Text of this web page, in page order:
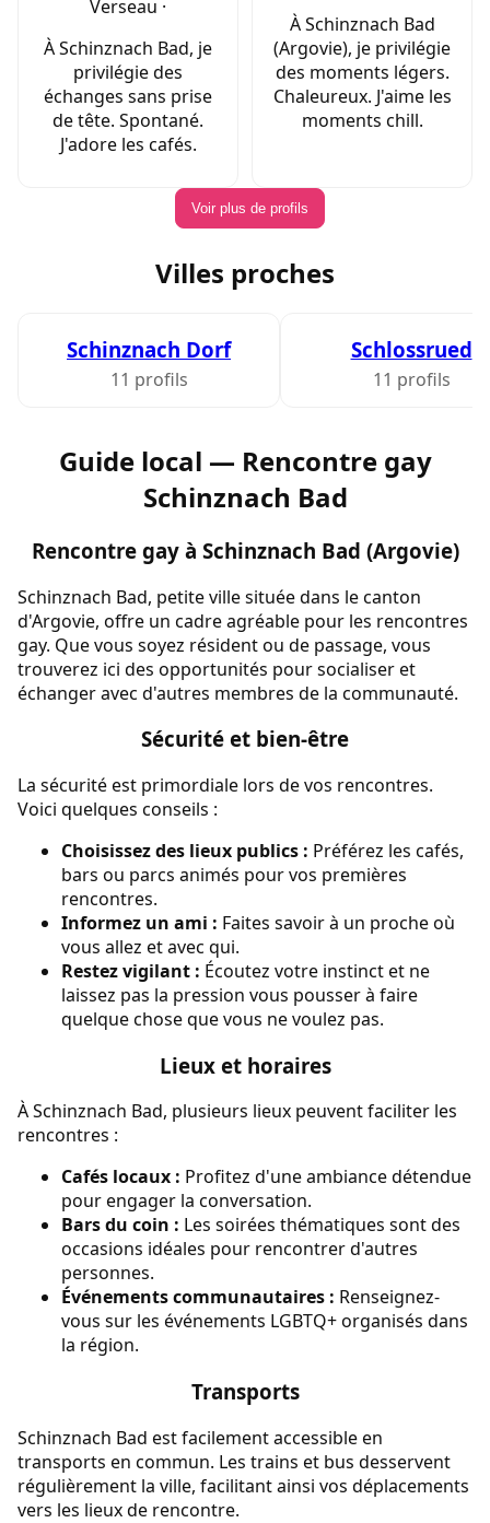
Verseau ·
À Schinznach Bad, je
privilégie des
échanges sans prise
de tête. Spontané.
J'adore les cafés.
À Schinznach Bad
(Argovie), je privilégie
des moments légers.
Chaleureux. J'aime les
moments chill.
Voir plus de profils
Villes proches
Schinznach Dorf
11 profils
Schlossrued
11 profils
Guide local — Rencontre gay
Schinznach Bad
Rencontre gay à Schinznach Bad (Argovie)
Schinznach Bad, petite ville située dans le canton
d'Argovie, offre un cadre agréable pour les rencontres
gay. Que vous soyez résident ou de passage, vous
trouverez ici des opportunités pour socialiser et
échanger avec d'autres membres de la communauté.
Sécurité et bien-être
La sécurité est primordiale lors de vos rencontres.
Voici quelques conseils :
Choisissez des lieux publics : Préférez les cafés,
bars ou parcs animés pour vos premières
rencontres.
Informez un ami : Faites savoir à un proche où
vous allez et avec qui.
Restez vigilant : Écoutez votre instinct et ne
laissez pas la pression vous pousser à faire
quelque chose que vous ne voulez pas.
Lieux et horaires
À Schinznach Bad, plusieurs lieux peuvent faciliter les
rencontres :
Cafés locaux : Profitez d'une ambiance détendue
pour engager la conversation.
Bars du coin : Les soirées thématiques sont des
occasions idéales pour rencontrer d'autres
personnes.
Événements communautaires : Renseignez-
vous sur les événements LGBTQ+ organisés dans
la région.
Transports
Schinznach Bad est facilement accessible en
transports en commun. Les trains et bus desservent
régulièrement la ville, facilitant ainsi vos déplacements
vers les lieux de rencontre.